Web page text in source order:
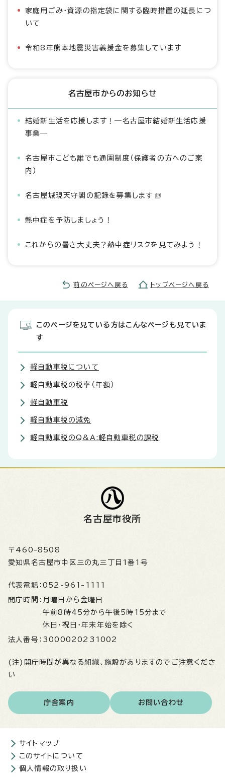
家庭用ごみ・資源の指定袋に関する臨時措置の延長につ
いて
令和8年熊本地震災害義援金を募集しています
名古屋市からのお知らせ
結婚新生活を応援します！―名古屋市結婚新生活応援
事業―
名古屋市こども誰でも通園制度（保護者の方へのご案
内）
名古屋城現天守閣の記録を募集します
熱中症を予防しましょう！
これからの暑さ大丈夫？熱中症リスクを見てみよう！
前のページへ戻る トップページへ戻る
このページを見ている方はこんなページも見ていま
す
軽自動車税について
軽自動車税の税率（年額）
軽自動車税
軽自動車税の減免
軽自動車税のQ&A:軽自動車税の課税
名古屋市役所
〒460-8508
愛知県名古屋市中区三の丸三丁目1番1号
代表電話： 052-961-1111
開庁時間： 月曜日から金曜日
午前8時45分から午後5時15分まで
休日・祝日・年末年始を除く
法人番号： 3000020231002
(注)開庁時間が異なる組織、施設がありますのでご注意くださ
い
庁舎案内 お問い合わせ
サイトマップ
このサイトについて
個人情報の取り扱い